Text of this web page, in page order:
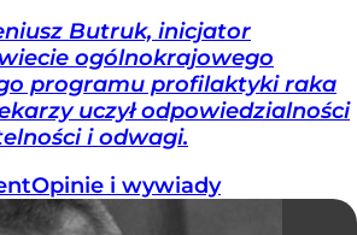
Butruk, inicjator
ogólnokrajowego
programu profilaktyki raka
uczył odpowiedzialności
i odwagi.
Opinie i wywiady